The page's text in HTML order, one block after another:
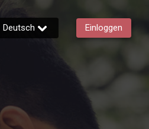
Deutsch Einloggen